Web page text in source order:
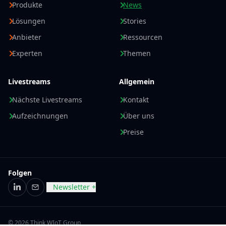
Produkte
Lösungen
Anbieter
Experten
News
Stories
Ressourcen
Themen
Livestreams
Nächste Livestreams
Aufzeichnungen
Allgemein
Kontakt
Über uns
Preise
Folgen
LinkedIn
E-MailNewsletter +
© 2026 Think WIoT Group